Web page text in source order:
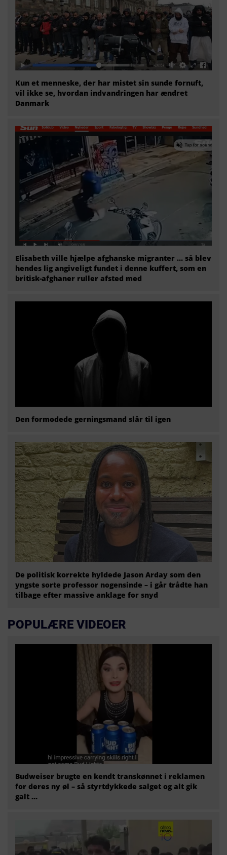
Kun et menneske, der har mistet sin sunde fornuft,
vil ikke se, hvordan indvandringen har ændret
Danmark
Elisabeth ville hjælpe afghanske migranter … så blev
hendes lig angiveligt fundet i denne kuffert, som en
britisk-afghaner ruller afsted med
Den formodede gerningsmand slår til igen
De politisk korrekte hyldede Jason Arday som den
yngste sorte professor nogensinde – i går trådte han
tilbage efter massive anklage for snyd
POPULÆRE VIDEOER
Budweiser brugte en kendt transkønnet i reklamen
for deres ny øl – så styrtdykkede salget og alt gik
galt …